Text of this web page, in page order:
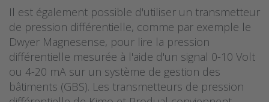
Il est également possible d'utiliser un transmetteur
de pression différentielle, comme par exemple le
Dwyer Magnesense, pour lire la pression
différentielle mesurée à l'aide d'un signal 0-10 Volt
ou 4-20 mA sur un système de gestion des
bâtiments (GBS). Les transmetteurs de pression